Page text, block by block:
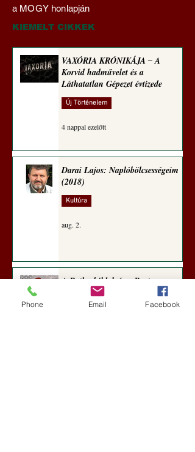
technomorál ‒ 22/28.
Rugalmas technomorál:
a MOGY honlapján
KIEMELT CIKKEK
VAXÓRIA KRÓNIKÁJA ‒ A
Korvid hadművelet és a
Láthatatlan Gépezet évtizede
Új Történelem
4 nappal ezelőtt
Darai Lajos: Naplóbölcsességeim
(2018)
Kultúra
aug. 2.
A Rothschildok és a Pentagon
bizalmas feljegyzése: „Hét ország
kiiktatása… Irán végleges
Phone Email Facebook